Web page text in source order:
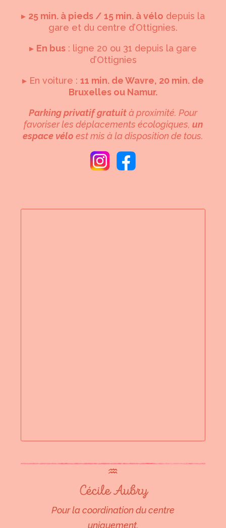
▸ 25 min. à pieds / 15 min. à vélo depuis la
gare et du centre d’Ottignies.
▸ En bus : ligne 20 ou 31 depuis la gare
d’Ottignies
▸ En voiture : 11 min. de Wavre, 20 min. de
Bruxelles ou Namur.
Parking privatif gratuità proximité. Pour
favoriser les déplacements écologiques, un
espace vélo est mis à la disposition de tous.
♒︎
Cécile Aubry
Pour la coordination du centre
uniquement.